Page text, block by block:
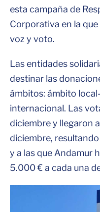
esta campaña de
Corporativa en la
voz y voto.
Las entidades
destinar las
ámbitos: ámbito
internacional. Las
diciembre y llegaron
diciembre,
y a las que Andamur
5.000 € a cada una